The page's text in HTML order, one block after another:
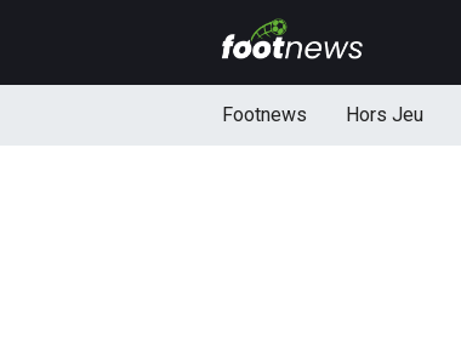
Footnews Hors Jeu